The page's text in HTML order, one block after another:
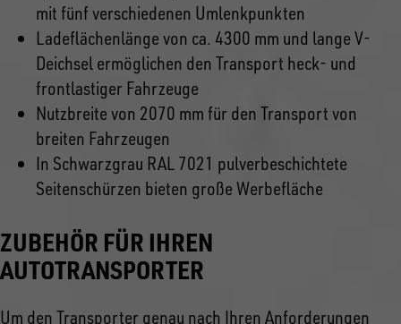
mit fünf verschiedenen Umlenkpunkten
Ladeflächenlänge von ca. 4300 mm und lange V-
Deichsel ermöglichen den Transport heck- und
frontlastiger Fahrzeuge
Nutzbreite von 2070 mm für den Transport von
breiten Fahrzeugen
In Schwarzgrau RAL 7021 pulverbeschichtete
Seitenschürzen bieten große Werbefläche
ZUBEHÖR FÜR IHREN
AUTOTRANSPORTER
Um den Transporter genau nach Ihren Anforderungen